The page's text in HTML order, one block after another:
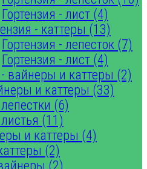
Гортензия - лист (4)
- каттеры (13)
Гортензия - лепесток (7)
Гортензия - лист (4)
вайнеры и каттеры (2)
и каттеры (33)
(6)
(11)
и каттеры (4)
(2)
(2)